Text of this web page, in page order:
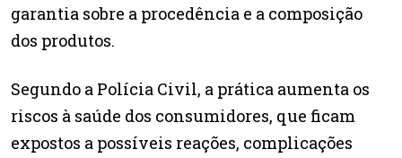
garantia sobre a procedência e a composição
dos produtos.
Segundo a Polícia Civil, a prática aumenta os
riscos à saúde dos consumidores, que ficam
expostos a possíveis reações, complicações